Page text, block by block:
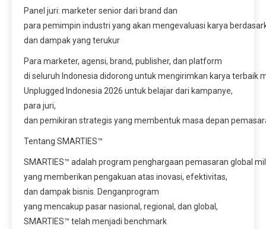
Panel juri: marketer senior dari brand dan
para pemimpin industri yang akan mengevaluasi karya
dan dampak yang terukur
Para marketer, agensi, brand, publisher, dan platform
di seluruh Indonesia didorong untuk mengirimkan karya terbaik
Unplugged Indonesia 2026 untuk belajar dari kampanye,
para juri,
dan pemikiran strategis yang membentuk masa depan
Tentang SMARTIES™
SMARTIES™ adalah program penghargaan pemasaran global
yang memberikan pengakuan atas inovasi, efektivitas,
dan dampak bisnis. Denganprogram
yang mencakup pasar nasional, regional, dan global,
SMARTIES™ telah menjadi benchmark